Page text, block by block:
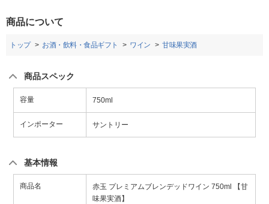
商品について
トップ お酒・飲料・食品ギフト ワイン 甘味果実酒
商品スペック
容量 750ml
インポーター サントリー
基本情報
商品名
赤玉 プレミアムブレンデッドワイン 750ml 【甘
味果実酒】